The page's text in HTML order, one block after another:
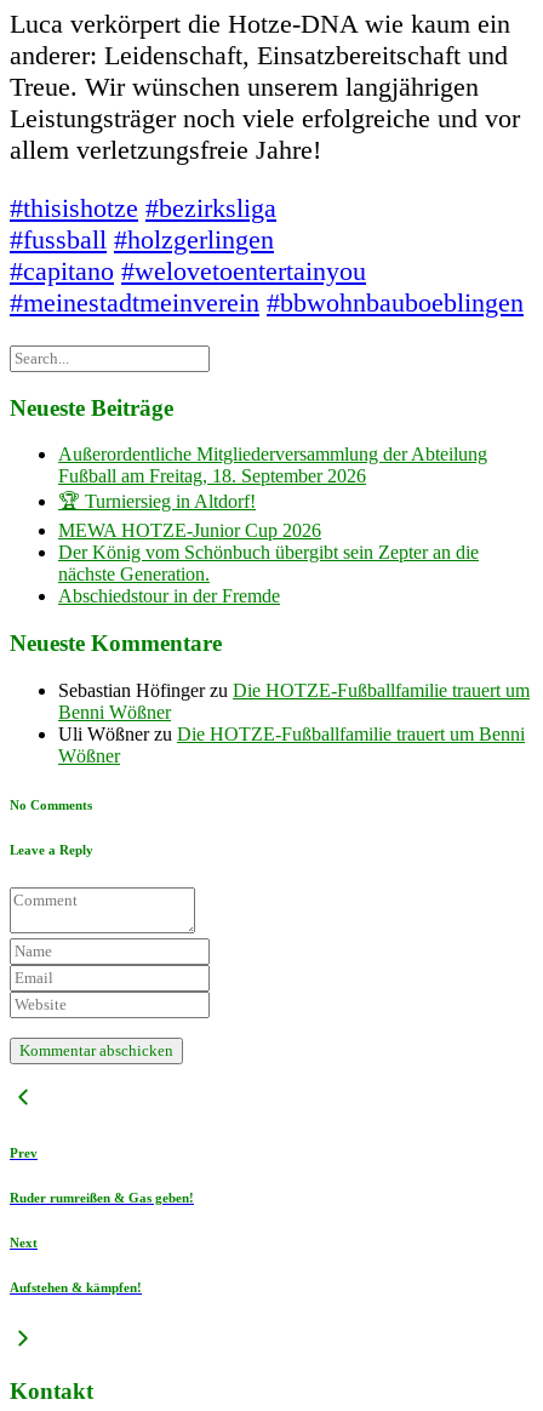
Luca verkörpert die Hotze-DNA wie kaum ein
anderer: Leidenschaft, Einsatzbereitschaft und
Treue. Wir wünschen unserem langjährigen
Leistungsträger noch viele erfolgreiche und vor
allem verletzungsfreie Jahre!
#thisishotze #bezirksliga
#fussball #holzgerlingen
#capitano #welovetoentertainyou
#meinestadtmeinverein #bbwohnbauboeblingen
Neueste Beiträge
Außerordentliche Mitgliederversammlung der Abteilung
Fußball am Freitag, 18. September 2026
🏆 Turniersieg in Altdorf!
MEWA HOTZE-Junior Cup 2026
Der König vom Schönbuch übergibt sein Zepter an die
nächste Generation.
Abschiedstour in der Fremde
Neueste Kommentare
Sebastian Höfingerzu Die HOTZE-Fußballfamilie trauert um
Benni Wößner
Uli Wößnerzu Die HOTZE-Fußballfamilie trauert um Benni
Wößner
No Comments
Leave a Reply
Prev
Ruder rumreißen & Gas geben!
Next
Aufstehen & kämpfen!
Kontakt